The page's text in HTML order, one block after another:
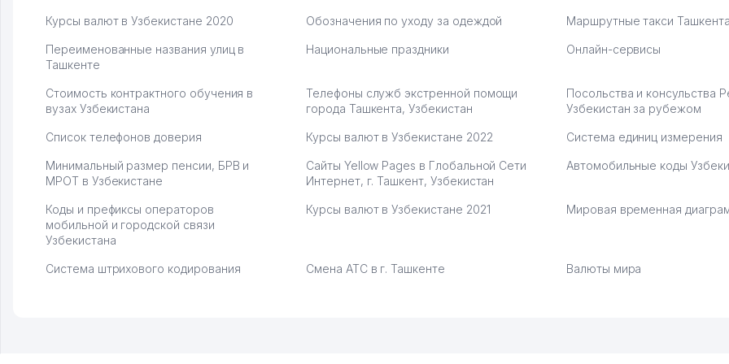
Курсы валют в Узбекистане 2020 Обозначения по уходу за одеждой Маршрутные такси Ташкента
Переименованные названия улиц в
Ташкенте
Национальные праздники Онлайн-сервисы
Стоимость контрактного обучения в
вузах Узбекистана
Телефоны служб экстренной помощи
города Ташкента, Узбекистан
Посольства и консульства
Узбекистан за рубежом
Список телефонов доверия Курсы валют в Узбекистане 2022 Система единиц измерения
Минимальный размер пенсии, БРВ и
МРОТ в Узбекистане
Сайты Yellow Pages в Глобальной Сети
Интернет, г. Ташкент, Узбекистан
Автомобильные коды
Коды и префиксы операторов
мобильной и городской связи
Узбекистана
Курсы валют в Узбекистане 2021 Мировая временная
Система штрихового кодирования Смена АТС в г. Ташкенте Валюты мира